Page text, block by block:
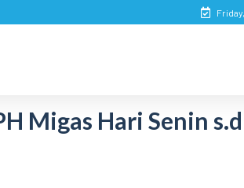
Migas Hari Senin s.d